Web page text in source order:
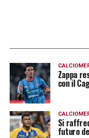
Zappa
con il
Si
futuro